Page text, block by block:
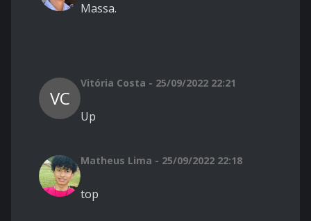
Massa.
VC
Vitória Costa - 25/09/2022 22:21
Up
Matheus Lima - 25/09/2022 22:18
top